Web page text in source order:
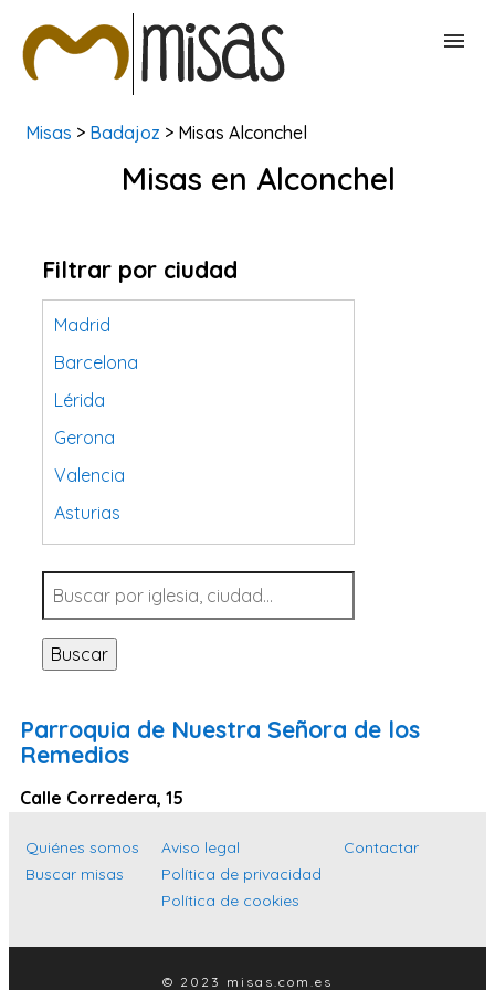
BUSCAR MISAS
Misas > Badajoz > Misas Alconchel
Misas en Alconchel
Filtrar por ciudad
Madrid
Barcelona
Lérida
Gerona
Valencia
Asturias
Tarragona
Navarra
Valladolid
Sevilla
Santa Cruz de Tenerife
Islas Baleares
Las Palmas
Buscar
Parroquia de Nuestra Señora de los
Remedios
Calle Corredera, 15
Quiénes somos
Buscar misas
Aviso legal
Política de privacidad
Política de cookies
Contactar
© 2023 misas.com.es